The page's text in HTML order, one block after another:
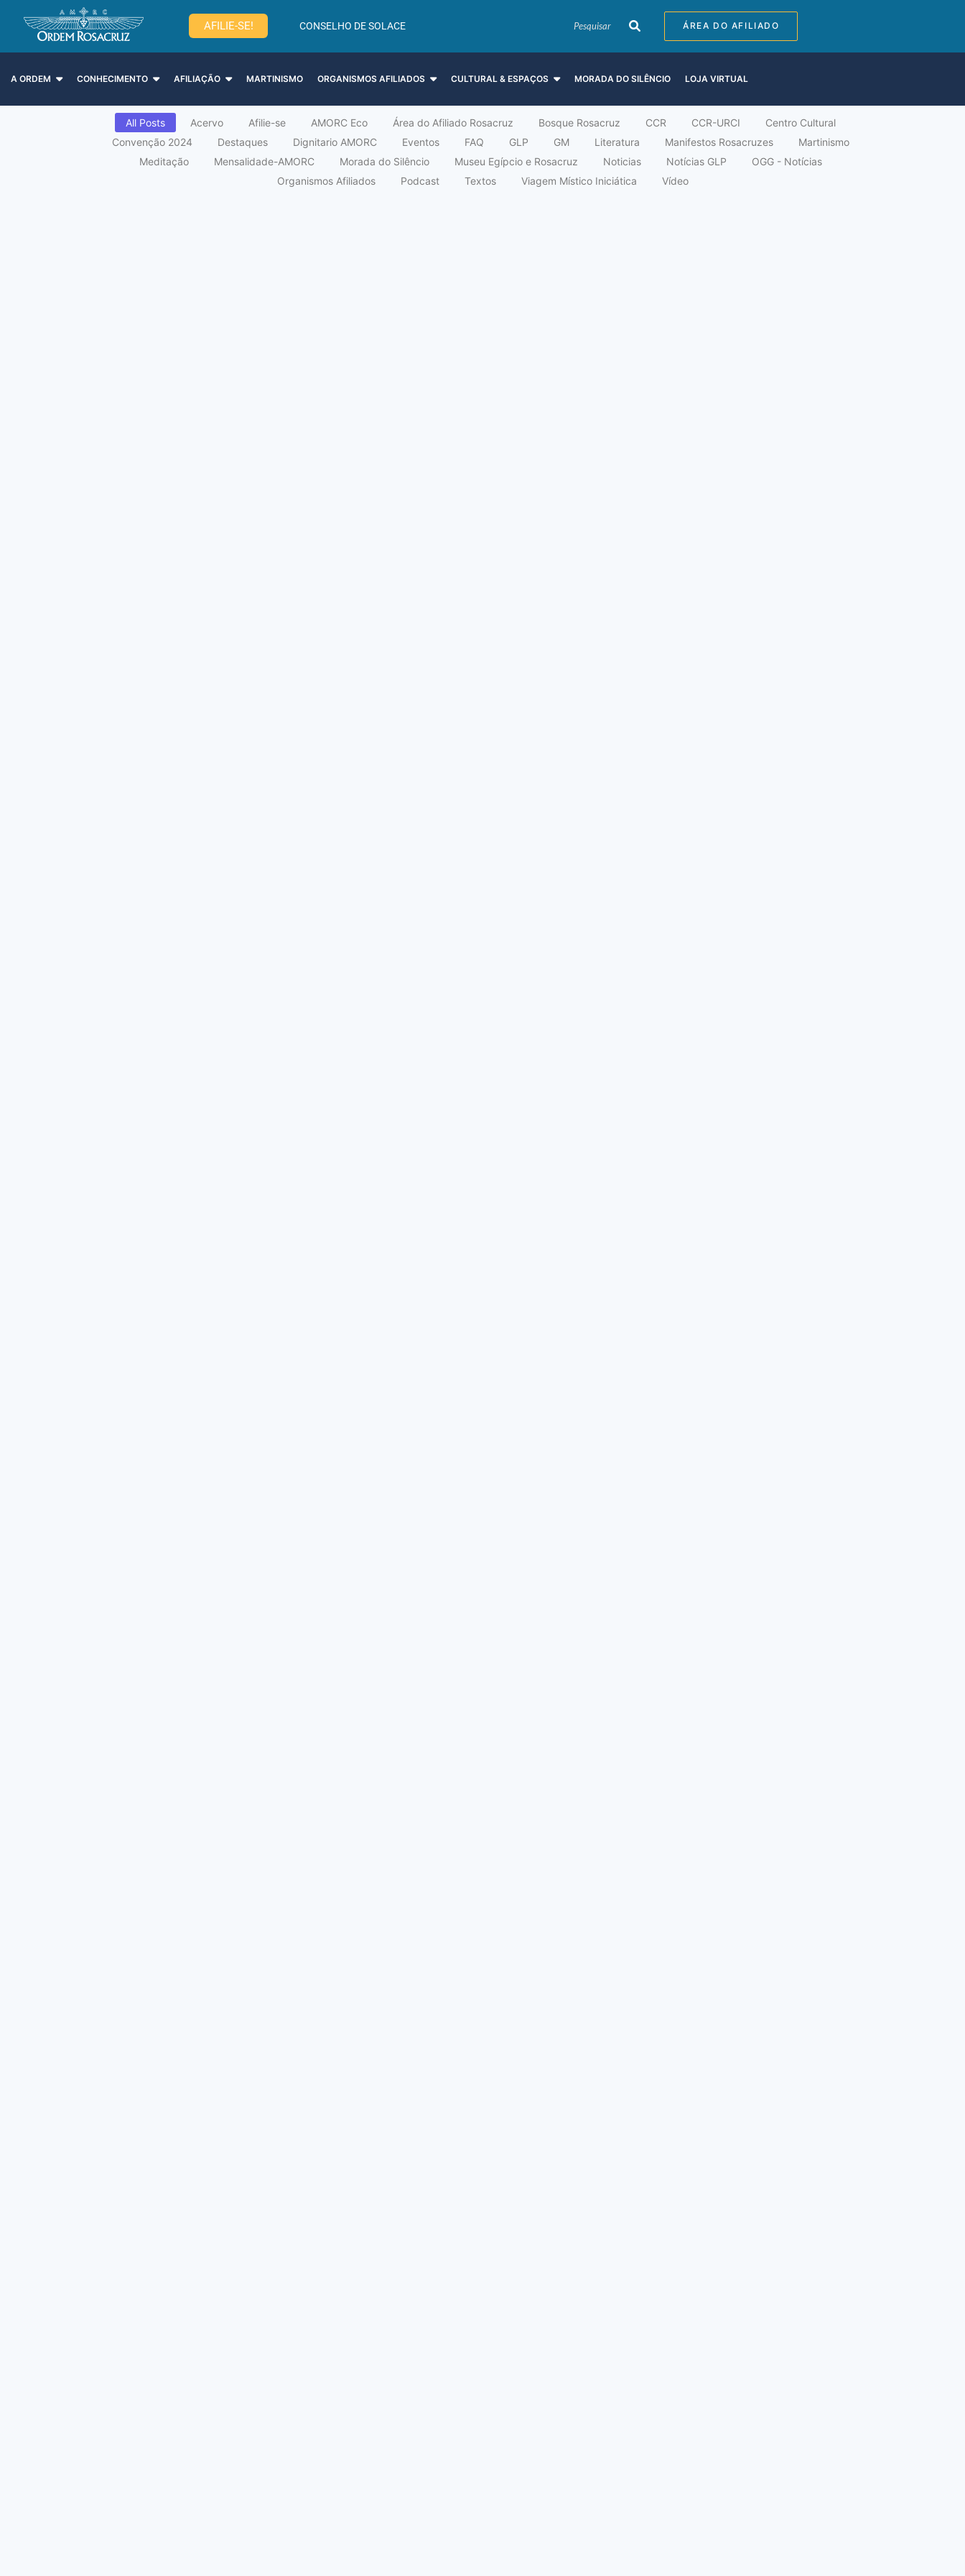
AFILIE-SE! CONSELHO DE SOLACE ÁREA DO AFILIADO
A ORDEM CONHECIMENTO AFILIAÇÃO MARTINISMO ORGANISMOS AFILIADOS CULTURAL & ESPAÇOS MORADA DO SILÊNCIO LOJA VIRTUAL
All Posts Acervo Afilie-se AMORC Eco Área do Afiliado Rosacruz Bosque Rosacruz CCR CCR-URCI
Centro Cultural
Convenção 2024
Destaques Dignitario AMORC Eventos FAQ GLP GM Literatura Manifestos Rosacruzes
Martinismo
Meditação
Mensalidade-AMORC Morada do Silêncio Museu Egípcio e Rosacruz Noticias Notícias GLP
OGG - Notícias
Organismos Afiliados
Podcast Textos Viagem Místico Iniciática Vídeo